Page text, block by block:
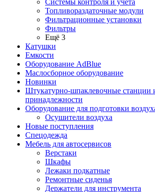
Системы контроля и учета
Топливораздаточные модули
Фильтрационные установки
Фильтры
Ещё 3
Катушки
Емкости
Оборудование AdBlue
Маслосборное оборудование
Новинки
Штукатурно-шпаклевочные станции
принадлежности
Оборудование для подготовки
Осушители воздуха
Новые поступления
Спецодежда
Мебель для автосервисов
Верстаки
Шкафы
Лежаки подкатные
Ремонтные сиденья
Держатели для инструмента